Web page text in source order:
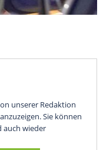
unserer Redaktion
Sie können
auch wieder